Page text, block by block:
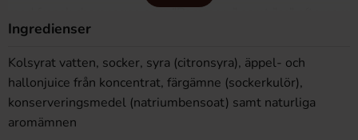
med fransk champagne som "Pommery" samt "ac" eftersom
tillverkningen innefattar lagring i ekfat för "cognac".
Ingredienser
Kolsyrat vatten, socker, syra (citronsyra), äppel- och
hallonjuice från koncentrat, färgämne (sockerkulör),
konserveringsmedel (natriumbensoat) samt naturliga
aromämnen